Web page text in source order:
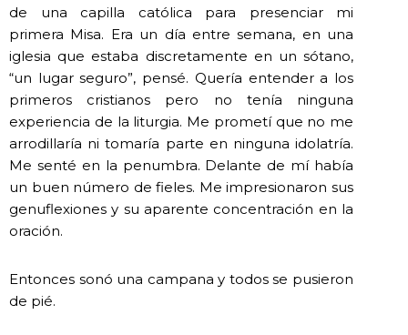
de una capilla católica para presenciar mi
primera Misa. Era un día entre semana, en una
iglesia que estaba discretamente en un sótano,
“un lugar seguro”, pensé. Quería entender a los
primeros cristianos pero no tenía ninguna
experiencia de la liturgia. Me prometí que no me
arrodillaría ni tomaría parte en ninguna idolatría.
Me senté en la penumbra. Delante de mí había
un buen número de fieles. Me impresionaron sus
genuflexiones y su aparente concentración en la
oración.
Entonces sonó una campana y todos se pusieron
de pié.